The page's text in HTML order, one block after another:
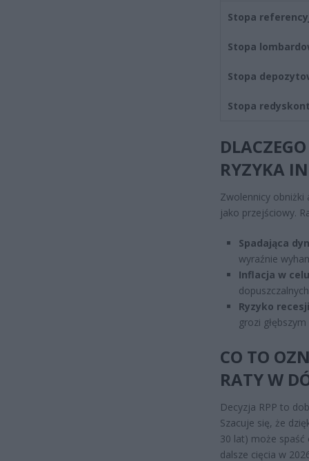
Stopa
Stopa
Stopa
Stopa
RYZYKA
Zwolennicy
jako przejściowy.
Spadająca
wyraźnie
Inflacja w
Ryzyko
grozi
CO TO
RATY W
Decyzja RPP to
Szacuje się, że
30 lat) może
dalsze cięcia w